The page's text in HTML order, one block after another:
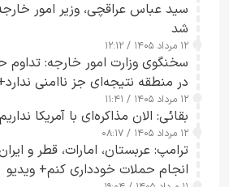
سید عباس عراقچی، وزیر امور
شد
۱۲ مرداد ۱۴۰۵ / ۱۲:۱۲
سخنگوی وزارت امور خارجه: تداوم
در منطقه نتیجه‌ای جز ناامنی
۱۲ مرداد ۱۴۰۵ / ۱۱:۴۱
بقائی: الان مذاکره‌ای با آمریکا
۱۲ مرداد ۱۴۰۵ / ۰۸:۱۷
ترامپ: عربستان، امارات، قطر و
انجام حملات خودداری کنم+ ویدیو